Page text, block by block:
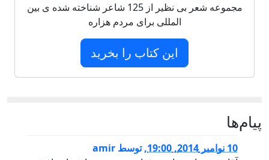
مجموعه شعر بی نظیر از 125 شاعر شناخته شده ی بین
المللی برای مردم هزاره
این کتاب را بخرید
پيام‌ها
10 نوامبر 2014, 19:00 ,توسط amir